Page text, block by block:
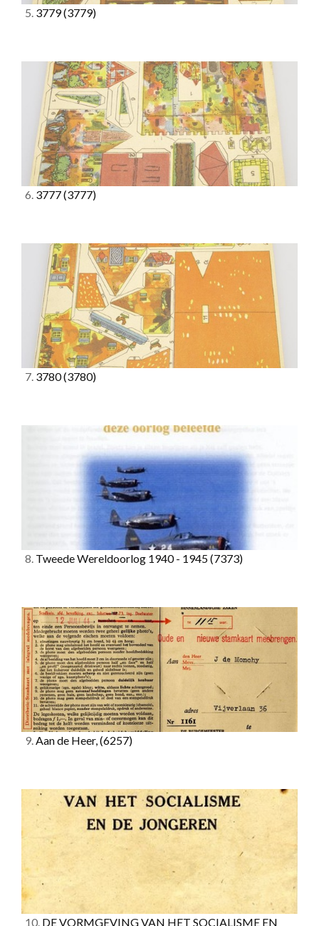
5. 3779(3779)
6. 3777(3777)
7. 3780(3780)
8. Tweede Wereldoorlog 1940 - 1945(7373)
9.Aan de Heer,(6257)
10. DE VORMGEVING VAN HET SOCIALISME EN